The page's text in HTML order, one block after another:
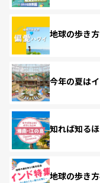
地球の歩き
今年の夏は
知れば知る
地球の歩き